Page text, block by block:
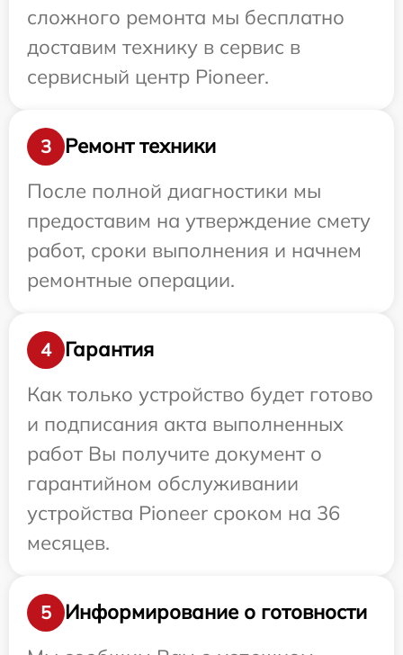
сложного ремонта мы бесплатно
доставим технику в сервис в
сервисный центр Pioneer.
3
Ремонт техники
После полной диагностики мы
предоставим на утверждение смету
работ, сроки выполнения и начнем
ремонтные операции.
4
Гарантия
Как только устройство будет готово
и подписания акта выполненных
работ Вы получите документ о
гарантийном обслуживании
устройства Pioneer сроком на 36
месяцев.
5
Информирование о готовности